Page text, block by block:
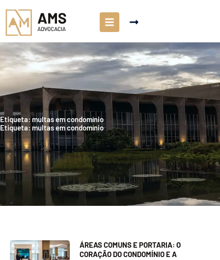
Etiqueta: multas em condomínio
Etiqueta: multas em condomínio
ÁREAS COMUNS E PORTARIA: O
CORAÇÃO DO CONDOMÍNIO E A